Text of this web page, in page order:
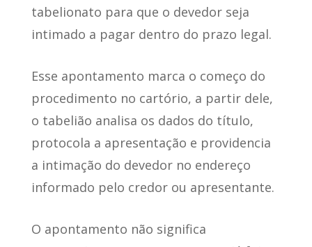
tabelionato para que o devedor seja
intimado a pagar dentro do prazo legal.
Esse apontamento marca o começo do
procedimento no cartório, a partir dele,
o tabelião analisa os dados do título,
protocola a apresentação e providencia
a intimação do devedor no endereço
informado pelo credor ou apresentante.
O apontamento não significa